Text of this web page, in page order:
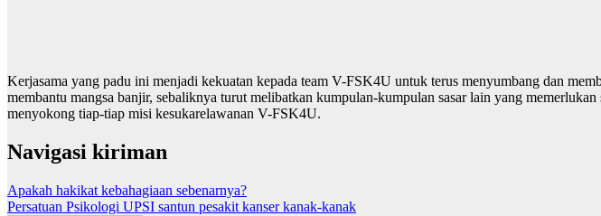
Kerjasama yang padu ini menjadi kekuatan kepada team V-FSK4U untuk terus menyumbang dan
membantu mangsa banjir, sebaliknya turut melibatkan kumpulan-kumpulan sasar lain yang
menyokong tiap-tiap misi kesukarelawanan V-FSK4U.
Navigasi kiriman
Apakah hakikat kebahagiaan sebenarnya?
Persatuan Psikologi UPSI santun pesakit kanser kanak-kanak